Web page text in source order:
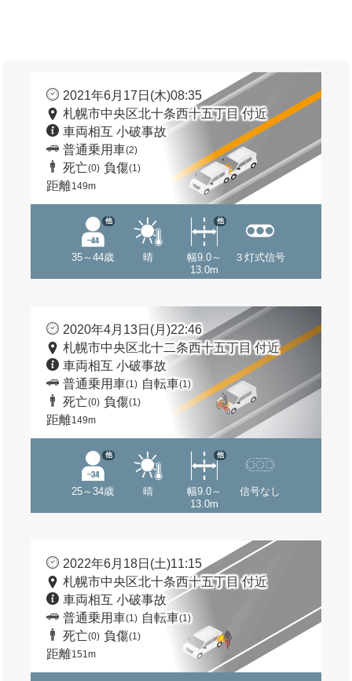
2021年6月17日(木)08:35
札幌市中央区北十条西十五丁目 付近
車両相互 小破事故
普通乗用車(2)
死亡(0) 負傷(1)
距離149m
35～44歳
他
晴
幅9.0～
13.0m
他
３灯式信号
2020年4月13日(月)22:46
札幌市中央区北十二条西十五丁目 付近
車両相互 小破事故
普通乗用車(1) 自転車(1)
死亡(0) 負傷(1)
距離149m
25～34歳
他
晴
幅9.0～
13.0m
他
信号なし
2022年6月18日(土)11:15
札幌市中央区北十条西十五丁目 付近
車両相互 小破事故
普通乗用車(1) 自転車(1)
死亡(0) 負傷(1)
距離151m